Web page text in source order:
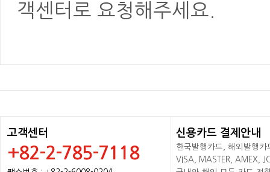
객센터로 요청해주세요.
고객센터
+82-2-785-7118
신용카드 결제안내
한국발행카드, 해외발행
VISA, MASTER, AMEX,